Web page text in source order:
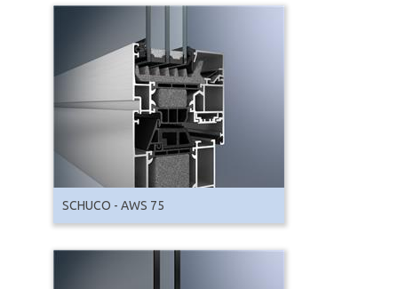
SCHUCO - AWS 75